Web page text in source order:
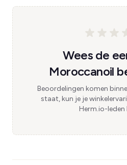
Wees de
Moroccanoil
Beoordelingen komen
staat, kun je je
Herm.io-leden